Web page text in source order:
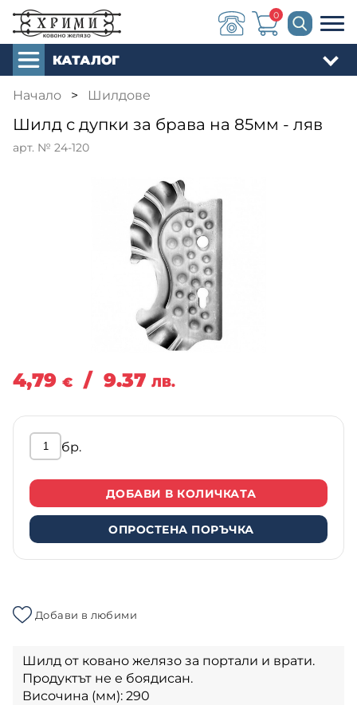
0
КАТАЛОГ
Начало > Шилдове
Шилд с дупки за брава на 85мм - ляв
арт. № 24-120
4,79 € / 9.37 ЛВ.
бр.
ДОБАВИ В КОЛИЧКАТА
ОПРОСТЕНА ПОРЪЧКА
Добави в любими
Шилд от ковано желязо за портали и врати.
Продуктът не е боядисан.
Височина (мм): 290